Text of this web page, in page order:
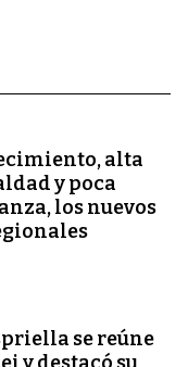
alta
y poca
los nuevos
se reúne